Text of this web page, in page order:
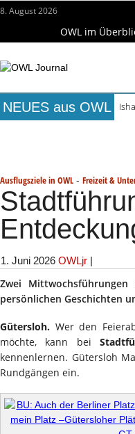
8. August 2026
OWL im
NEUES aus OWL
Ausflugsziele in OWL - Freizeit &
1. Juni 2026 OWLjr |
Zwei
persönlichen Geschichten
Gütersloh. Wer den
möchte, kann bei
kennenlernen. Gütersloh
Rundgängen ein.